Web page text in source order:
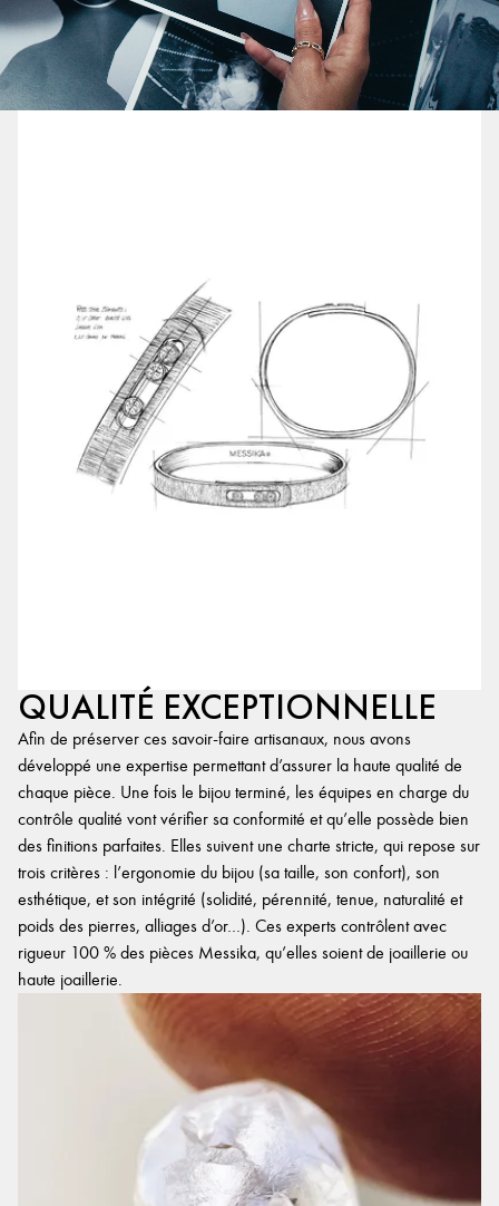
QUALITÉ EXCEPTIONNELLE
Afin de préserver ces savoir-faire artisanaux, nous avons
développé une expertise permettant d’assurer la haute qualité de
chaque pièce. Une fois le bijou terminé, les équipes en charge du
contrôle qualité vont vérifier sa conformité et qu’elle possède bien
des finitions parfaites. Elles suivent une charte stricte, qui repose sur
trois critères : l’ergonomie du bijou (sa taille, son confort), son
esthétique, et son intégrité (solidité, pérennité, tenue, naturalité et
poids des pierres, alliages d’or…). Ces experts contrôlent avec
rigueur 100 % des pièces Messika, qu’elles soient de joaillerie ou
haute joaillerie.